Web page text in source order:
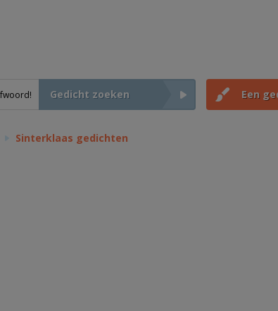
Gedicht zoeken Een
Sinterklaas gedichten